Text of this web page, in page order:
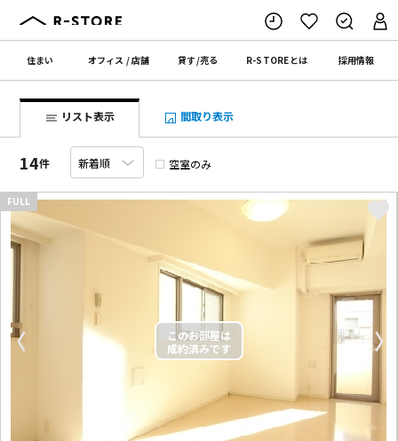
住まい オフィス /店舗 貸す/売る R-STOREとは 採用情報
リスト表示 間取り表示
14件 空室のみ
〈 〉
FULL